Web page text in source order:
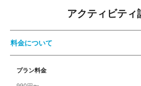
アクティビティ
料金について
プラン料金